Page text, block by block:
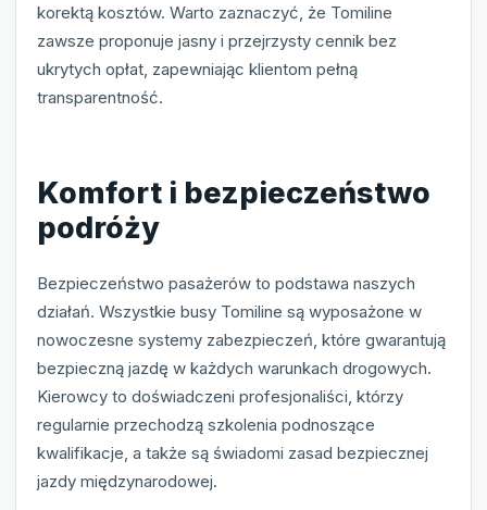
korektą kosztów. Warto zaznaczyć, że Tomiline
zawsze proponuje jasny i przejrzysty cennik bez
ukrytych opłat, zapewniając klientom pełną
transparentność.
Komfort i bezpieczeństwo
podróży
Bezpieczeństwo pasażerów to podstawa naszych
działań. Wszystkie busy Tomiline są wyposażone w
nowoczesne systemy zabezpieczeń, które gwarantują
bezpieczną jazdę w każdych warunkach drogowych.
Kierowcy to doświadczeni profesjonaliści, którzy
regularnie przechodzą szkolenia podnoszące
kwalifikacje, a także są świadomi zasad bezpiecznej
jazdy międzynarodowej.